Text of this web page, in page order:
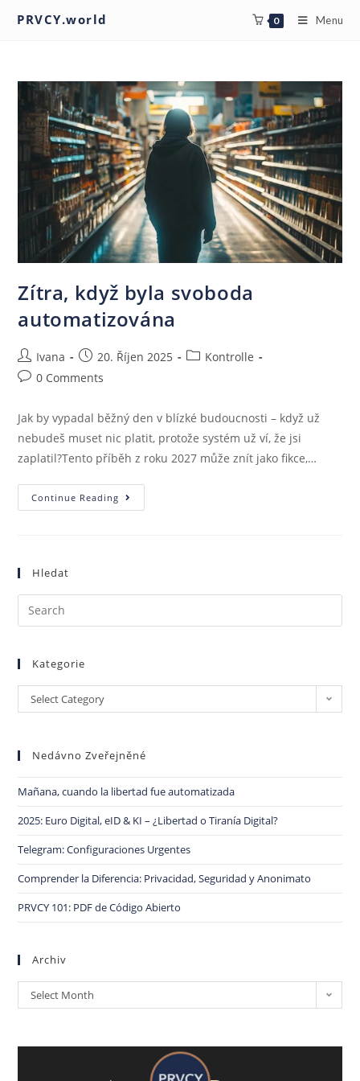
PRVCY.world 0 Menu
Zítra, když byla svoboda
automatizována
Ivana 20. Říjen 2025
Kontrolle
0 Comments
Jak by vypadal běžný den v blízké budoucnosti – když už
nebudeš muset nic platit, protože systém už ví, že jsi
zaplatil?Tento příběh z roku 2027 může znít jako fikce,…
Continue Reading
Hledat
Kategorie
Select Category
Nedávno Zveřejněné
Mañana, cuando la libertad fue automatizada
2025: Euro Digital, eID & KI – ¿Libertad o Tiranía Digital?
Telegram: Configuraciones Urgentes
Comprender la Diferencia: Privacidad, Seguridad y Anonimato
PRVCY 101: PDF de Código Abierto
Archiv
Select Month